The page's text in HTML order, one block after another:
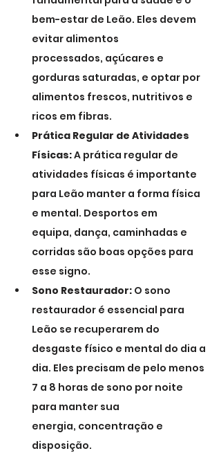
bem-estar de Leão. Eles devem
evitar alimentos
processados, açúcares e
gorduras saturadas, e optar por
alimentos frescos, nutritivos e
ricos em fibras.
Prática Regular de Atividades
Físicas: A prática regular de
atividades físicas é importante
para Leão manter a forma física
e mental. Desportos em
equipa, dança, caminhadas e
corridas são boas opções para
esse signo.
Sono Restaurador: O sono
restaurador é essencial para
Leão se recuperarem do
desgaste físico e mental do dia a
dia. Eles precisam de pelo menos
7 a 8 horas de sono por noite
para manter sua
energia, concentração e
disposição.